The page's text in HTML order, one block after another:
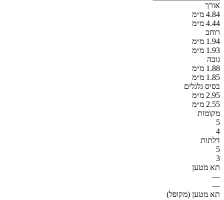
אורך
4.84 מ״מ
4.44 מ״מ
רוחב
1.94 מ״מ
1.93 מ״מ
גובה
1.88 מ״מ
1.85 מ״מ
בסיס גלגלים
2.95 מ״מ
2.55 מ״מ
מקומות
5
4
דלתות
5
3
תא מטען
—
—
תא מטען (מקופל)